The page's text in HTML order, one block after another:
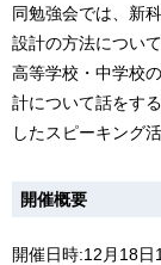
同勉強会では、新
設計の方法につい
高等学校・中学校
計について話をす
したスピーキング
開催概要
開催日時:12月18